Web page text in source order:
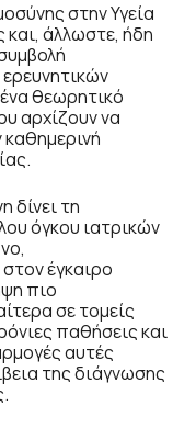
στην Υγεία
και, άλλωστε, ήδη
θεωρητικό
αρχίζουν να
δίνει τη
όγκου ιατρικών
έγκαιρο
πιο
σε τομείς
παθήσεις και
αυτές
της διάγνωσης